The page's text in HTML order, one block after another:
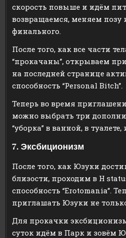
скорость повыше и идём
возвращаемся, меняем позу
финального.
После того, как все части
“прокачаны”, открываем
на последней странице
способность “Personal Bitch”.
Теперь во время
можно выбрать три
“уборка” в ванной, в
7. Эксбиционизм
После того, как Юзуки
близости, проходим в H
способность “Erotomania”.
приглашать Юзуки не
Для прокачки
суток идём в Парк и зовём